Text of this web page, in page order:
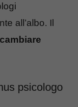
all’albo. Il
psicologo